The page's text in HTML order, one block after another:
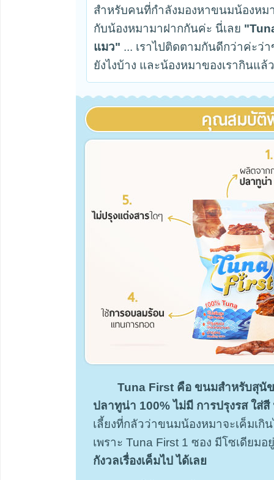
สำหรับคนที่กำลังมองหาขนมน้องหม
กับน้องหมามาฝากกันค่ะ นี่เลย
แมว" ... เราไปติดตามกันดีกว่าค่ะ
ยังไงบ้าง และน้องหมาของเรากินแล้
Tuna First คือ ขนมสำหรับสุนั
ปลาทูน่า 100% ไม่มี การปรุงรส ใส่สี
เลี้ยงที่กลัวว่าขนมน้องหมาจะเค็มเกิ
เพราะ Tuna First 1 ซอง มีโซเดียม
กังวลเรื่องเค็มไป ได้เลย